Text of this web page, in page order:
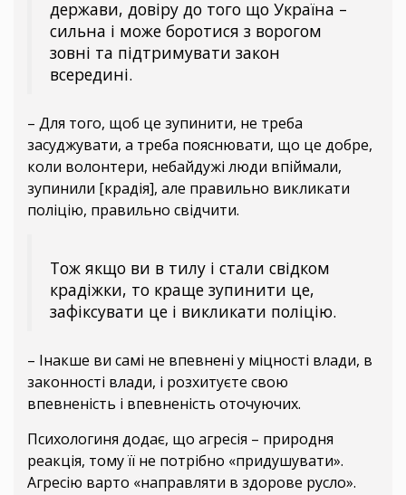
держави, довіру до того що Україна –
сильна і може боротися з ворогом
зовні та підтримувати закон
всередині.
– Для того, щоб це зупинити, не треба
засуджувати, а треба пояснювати, що це добре,
коли волонтери, небайдужі люди впіймали,
зупинили [крадія], але правильно викликати
поліцію, правильно свідчити.
Тож якщо ви в тилу і стали свідком
крадіжки, то краще зупинити це,
зафіксувати це і викликати поліцію.
– Інакше ви самі не впевнені у міцності влади, в
законності влади, і розхитуєте свою
впевненість і впевненість оточуючих.
Психологиня додає, що агресія – природня
реакція, тому її не потрібно «придушувати».
Агресію варто «направляти в здорове русло».